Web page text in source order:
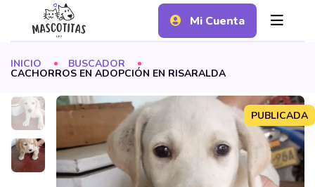
Mi Cuenta
INICIO BUSCADOR
CACHORROS EN ADOPCIÓN EN RISARALDA
PUBLICADA